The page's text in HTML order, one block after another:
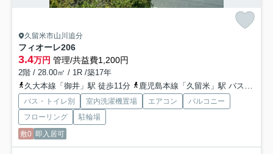
久留米市山川追分
フィオーレ206
3.4万円 管理/共益費1,200円
2階 / 28.00㎡ / 1R /築17年
久大本線「御井」駅 徒歩11分
鹿児島本線「久留米」駅 バス35分 「追分」 停歩4分
バス・トイレ別 室内洗濯機置場 エアコン
バルコニー
フローリング
駐輪場
敷0 即入居可